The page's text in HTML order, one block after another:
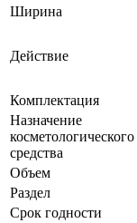
Ширина
Действие
Комплектация
Назначение
косметологического
средства
Объем
Раздел
Срок годности